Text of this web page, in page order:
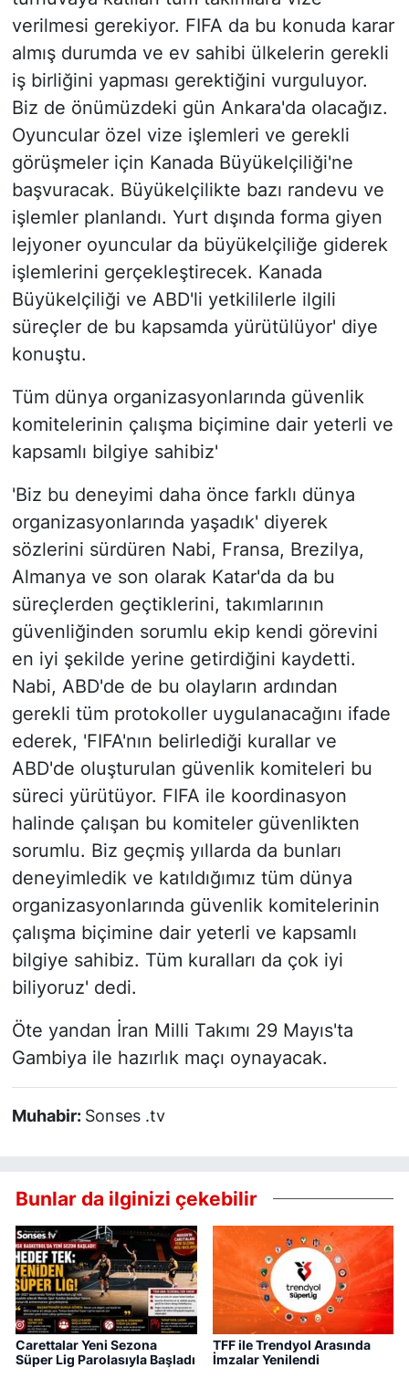
verilmesi gerekiyor. FIFA da bu konuda karar
almış durumda ve ev sahibi ülkelerin gerekli
iş birliğini yapması gerektiğini vurguluyor.
Biz de önümüzdeki gün Ankara'da olacağız.
Oyuncular özel vize işlemleri ve gerekli
görüşmeler için Kanada Büyükelçiliği'ne
başvuracak. Büyükelçilikte bazı randevu ve
işlemler planlandı. Yurt dışında forma giyen
lejyoner oyuncular da büyükelçiliğe giderek
işlemlerini gerçekleştirecek. Kanada
Büyükelçiliği ve ABD'li yetkililerle ilgili
süreçler de bu kapsamda yürütülüyor' diye
konuştu.
Tüm dünya organizasyonlarında güvenlik
komitelerinin çalışma biçimine dair yeterli ve
kapsamlı bilgiye sahibiz'
'Biz bu deneyimi daha önce farklı dünya
organizasyonlarında yaşadık' diyerek
sözlerini sürdüren Nabi, Fransa, Brezilya,
Almanya ve son olarak Katar'da da bu
süreçlerden geçtiklerini, takımlarının
güvenliğinden sorumlu ekip kendi görevini
en iyi şekilde yerine getirdiğini kaydetti.
Nabi, ABD'de de bu olayların ardından
gerekli tüm protokoller uygulanacağını ifade
ederek, 'FIFA'nın belirlediği kurallar ve
ABD'de oluşturulan güvenlik komiteleri bu
süreci yürütüyor. FIFA ile koordinasyon
halinde çalışan bu komiteler güvenlikten
sorumlu. Biz geçmiş yıllarda da bunları
deneyimledik ve katıldığımız tüm dünya
organizasyonlarında güvenlik komitelerinin
çalışma biçimine dair yeterli ve kapsamlı
bilgiye sahibiz. Tüm kuralları da çok iyi
biliyoruz' dedi.
Öte yandan İran Milli Takımı 29 Mayıs'ta
Gambiya ile hazırlık maçı oynayacak.
Muhabir: Sonses .tv
Bunlar da ilginizi çekebilir
Carettalar Yeni Sezona
Süper Lig Parolasıyla Başladı
TFF ile Trendyol Arasında
İmzalar Yenilendi